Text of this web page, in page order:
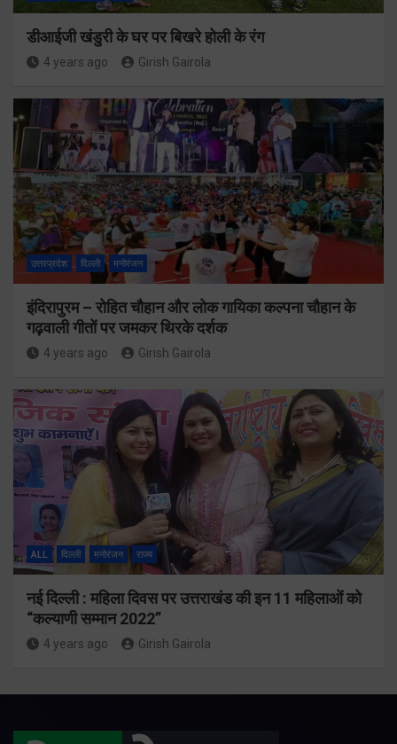
डीआईजी खंडुरी के घर पर बिखरे होली के रंग
4 years ago Girish Gairola
उत्तरप्रदेश दिल्ली मनोरंजन
इंदिरापुरम – रोहित चौहान और लोक गायिका कल्पना चौहान के
गढ़वाली गीतों पर जमकर थिरके दर्शक
4 years ago Girish Gairola
ALL दिल्ली मनोरंजन राज्य
नई दिल्ली : महिला दिवस पर उत्तराखंड की इन 11 महिलाओं को
“कल्याणी सम्मान 2022”
4 years ago Girish Gairola